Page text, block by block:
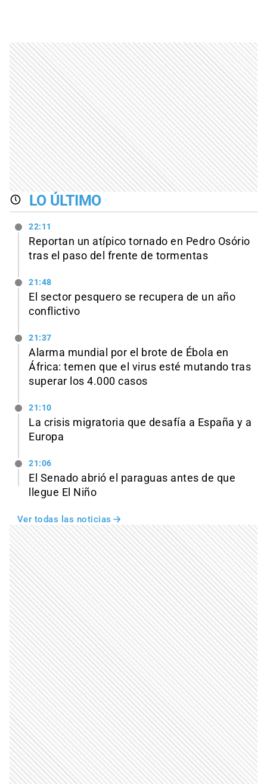
LO ÚLTIMO
22:11
Reportan un atípico tornado en Pedro Osório
tras el paso del frente de tormentas
21:48
El sector pesquero se recupera de un año
conflictivo
21:37
Alarma mundial por el brote de Ébola en
África: temen que el virus esté mutando tras
superar los 4.000 casos
21:10
La crisis migratoria que desafía a España y a
Europa
21:06
El Senado abrió el paraguas antes de que
llegue El Niño
Ver todas las noticias